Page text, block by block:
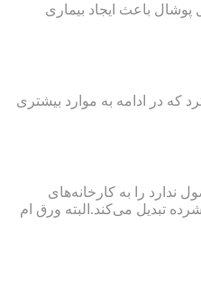
باعث ایجاد بیماری
که در ادامه به موارد بیشتری
را به کارخانه‌های
تبدیل می‌کند.البته ورق ام